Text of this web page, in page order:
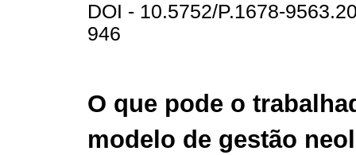
DOI - 10.5752/P.1678-
946
O que pode o
modelo de gestão